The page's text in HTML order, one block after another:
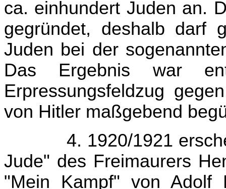
ca. einhundert Juden an.
gegründet, deshalb darf
Juden bei der
Das Ergebnis war
Erpressungsfeldzug
von Hitler maßgebend
4. 1920/1921
Jude" des Freimaurers
"Mein Kampf" von Adolf